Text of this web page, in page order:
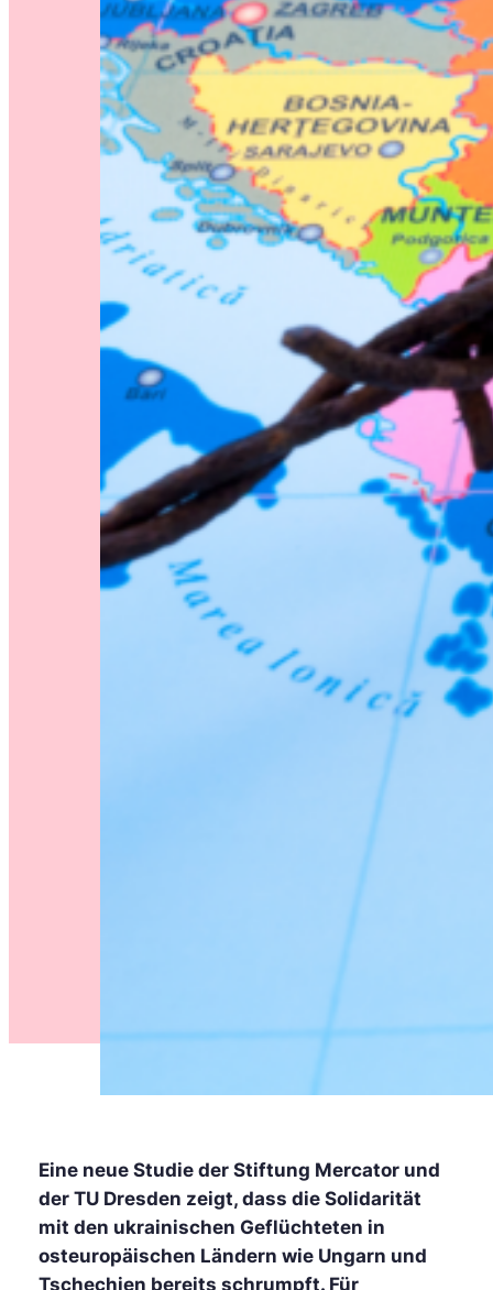
Eine neue Studie der Stiftung Mercator und
der TU Dresden zeigt, dass die Solidarität
mit den ukrainischen Geflüchteten in
osteuropäischen Ländern wie Ungarn und
Tschechien bereits schrumpft. Für